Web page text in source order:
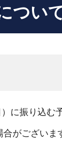
つい
に振り込む
がございま